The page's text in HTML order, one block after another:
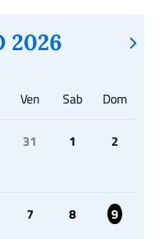
2026
Ven Sab Dom
31 1 2
7 8 9